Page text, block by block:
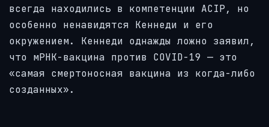
всегда находились в компетенции ACIP, но
особенно ненавидятся Кеннеди и его
окружением. Кеннеди однажды ложно заявил,
что мРНК-вакцина против COVID-19 — это
«самая смертоносная вакцина из когда-либо
созданных».